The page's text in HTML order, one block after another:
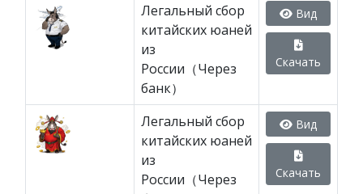
Легальный сбор
китайских юаней
из
России（Через
банк）
Вид
Скачать
Легальный сбор
китайских юаней
из
России（Через
Вид
Скачать